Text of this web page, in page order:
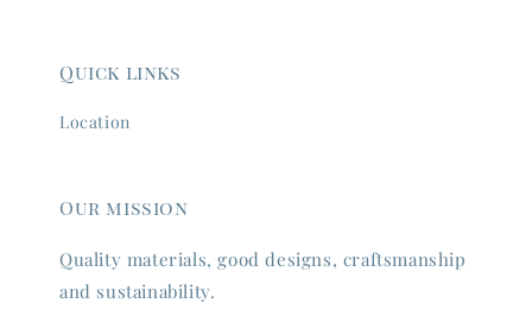
Quick links
Location
Our mission
Quality materials, good designs, craftsmanship
and sustainability.